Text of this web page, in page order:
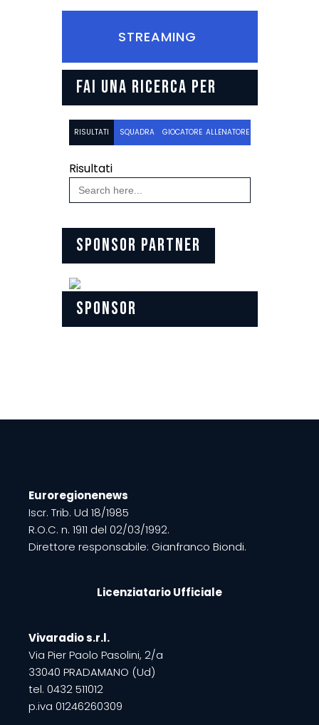
STREAMING
FAI UNA RICERCA PER
RISULTATI SQUADRA GIOCATORE ALLENATORE
Risultati
Search
for:
SPONSOR PARTNER
SPONSOR
Euroregionenews
Iscr. Trib. Ud 18/1985
R.O.C. n. 1911 del 02/03/1992.
Direttore responsabile: Gianfranco Biondi.
Licenziatario Ufficiale
Vivaradio s.r.l.
Via Pier Paolo Pasolini, 2/a
33040 PRADAMANO (Ud)
tel. 0432 511012
p.iva 01246260309